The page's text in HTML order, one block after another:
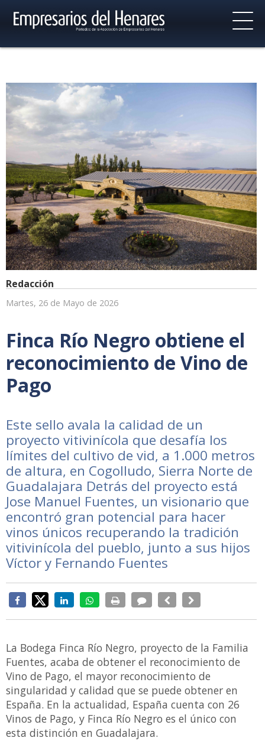
Redacción
Martes, 26 de Mayo de 2026
Finca Río Negro obtiene el
reconocimiento de Vino de
Pago
Este sello avala la calidad de un
proyecto vitivinícola que desafía los
límites del cultivo de vid, a 1.000 metros
de altura, en Cogolludo, Sierra Norte de
Guadalajara Detrás del proyecto está
Jose Manuel Fuentes, un visionario que
encontró gran potencial para hacer
vinos únicos recuperando la tradición
vitivinícola del pueblo, junto a sus hijos
Víctor y Fernando Fuentes
La Bodega Finca Río Negro, proyecto de la Familia
Fuentes, acaba de obtener el reconocimiento de
Vino de Pago, el mayor reconocimiento de
singularidad y calidad que se puede obtener en
España. En la actualidad, España cuenta con 26
Vinos de Pago, y Finca Río Negro es el único con
esta distinción en Guadalajara.